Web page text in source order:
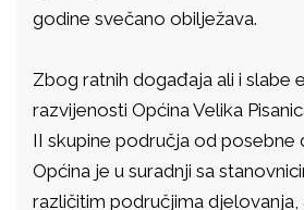
godine svečano obilježava.
Zbog ratnih događaja ali i slabe
razvijenosti Općina Velika
II skupine područja od posebne
Općina je u suradnji sa
različitim područjima djelovanja,